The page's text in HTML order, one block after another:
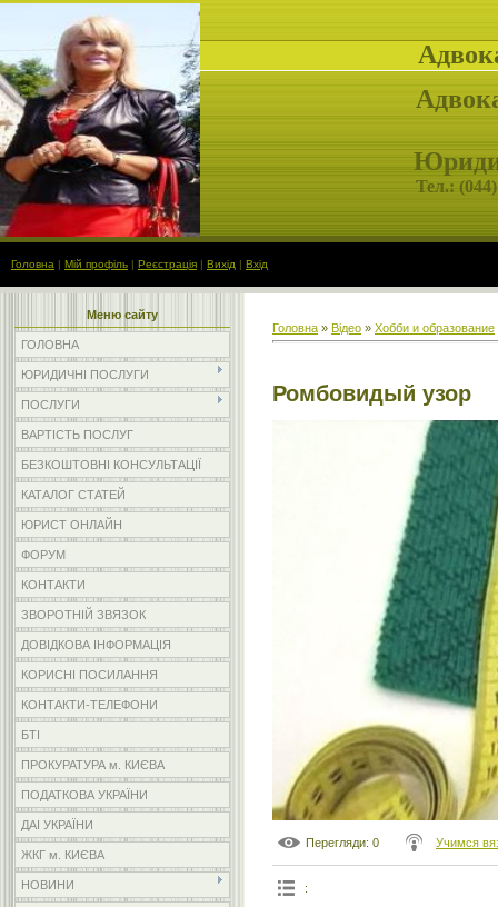
Тел.: (
Головна | Мій профіль | Реєстрація | Вихід | Вхід
Меню сайту
ГОЛОВНА
ЮРИДИЧНІ ПОСЛУГИ
ПОСЛУГИ
ВАРТІСТЬ ПОСЛУГ
БЕЗКОШТОВНІ КОНСУЛЬТАЦІЇ
КАТАЛОГ СТАТЕЙ
ЮРИСТ ОНЛАЙН
ФОРУМ
КОНТАКТИ
ЗВОРОТНІЙ ЗВЯЗОК
ДОВІДКОВА ІНФОРМАЦІЯ
КОРИСНІ ПОСИЛАННЯ
КОНТАКТИ-ТЕЛЕФОНИ
БТІ
ПРОКУРАТУРА м. КИЄВА
ПОДАТКОВА УКРАЇНИ
ДАІ УКРАЇНИ
ЖКГ м. КИЄВА
НОВИНИ
Головна » Відео » Хобби и образование
Ромбовидый узор
Перегляди: 0 Учимся
: